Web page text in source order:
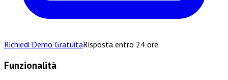
Richiedi Demo GratuitaRisposta entro 24 ore
Funzionalità